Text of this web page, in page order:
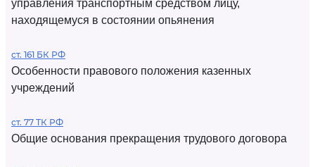
управления транспортным средством лицу,
находящемуся в состоянии опьянения
ст. 161 БК РФ
Особенности правового положения казенных
учреждений
ст. 77 ТК РФ
Общие основания прекращения трудового договора